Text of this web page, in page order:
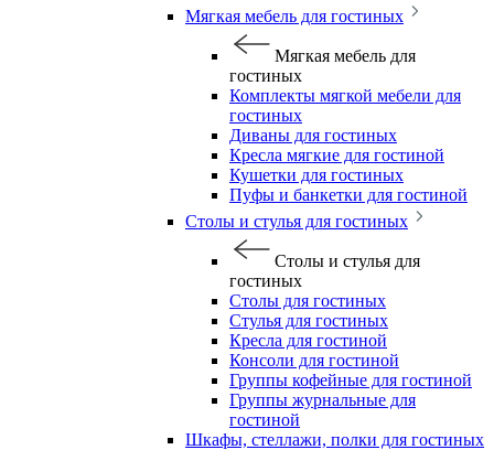
Мягкая мебель для гостиных
Мягкая мебель для
гостиных
Комплекты мягкой мебели для
гостиных
Диваны для гостиных
Кресла мягкие для гостиной
Кушетки для гостиных
Пуфы и банкетки для гостиной
Столы и стулья для гостиных
Столы и стулья для
гостиных
Столы для гостиных
Стулья для гостиных
Кресла для гостиной
Консоли для гостиной
Группы кофейные для гостиной
Группы журнальные для
гостиной
Шкафы, стеллажи, полки для гостиных